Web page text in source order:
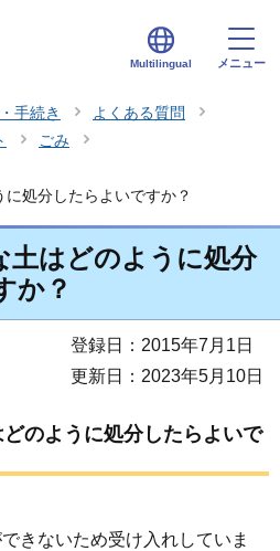
Multilingual メニュー
手続き
よくある質問
ごみ
処分したらよいですか？
土はどのように処分
か？
登録日：2015年7月1日
更新日：2023年5月10日
のように処分したらよいで
きないため受け入れしていま